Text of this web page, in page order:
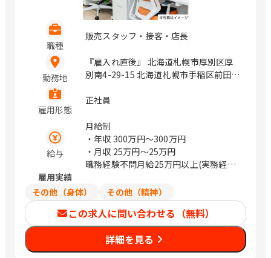
職種
販売スタッフ・接客・店長
勤務地
『雇入れ直後』 北海道札幌市厚別区厚
別南4-29-15 北海道札幌市手稲区前田5
ー 2階 北海道札幌市東区東苗穂4条2-3-
ばりが丘、手稲、環状通東、湯本
雇用形態
正社員
給与
月給制
・年収 300万円〜300万円
・月収 25万円〜25万円
職務経験不問月給25万円以上(実務経験
雇用実績
その他（身体）
その他（精神）
この求人に問い合わせる（無料）
詳細を見る